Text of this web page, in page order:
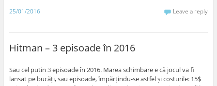
25/01/2016 Leave a reply
Hitman – 3 episoade în 2016
Sau cel putin 3 episoade în 2016. Marea schimbare e că jocul va fi
lansat pe bucăți, sau episoade, împărțindu-se astfel și costurile: 15$